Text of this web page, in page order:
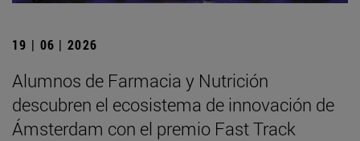
19 | 06 | 2026
Alumnos de Farmacia y Nutrición
descubren el ecosistema de innovación de
Ámsterdam con el premio Fast Track